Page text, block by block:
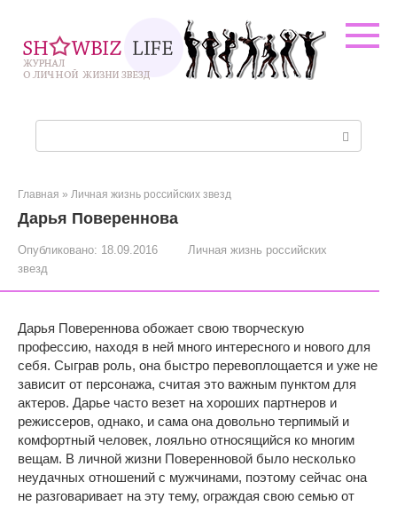
контенту
Главная » Личная жизнь российских звезд
Дарья Повереннова
Опубликовано: 18.09.2016
Личная жизнь российских
звезд
Дарья Повереннова обожает свою творческую
профессию, находя в ней много интересного и нового для
себя. Сыграв роль, она быстро перевоплощается и уже не
зависит от персонажа, считая это важным пунктом для
актеров. Дарье часто везет на хороших партнеров и
режиссеров, однако, и сама она довольно терпимый и
комфортный человек, лояльно относящийся ко многим
вещам. В личной жизни Поверенновой было несколько
неудачных отношений с мужчинами, поэтому сейчас она
не разговаривает на эту тему, ограждая свою семью от